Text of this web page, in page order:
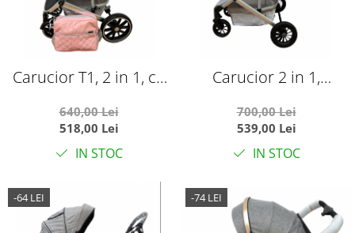
Carucior T1, 2 in 1, cu
geanta, roz/gri
640,00 Lei
518,00 Lei
IN STOC
Carucior 2 in 1,
T7 Verde deschis
700,00 Lei
539,00 Lei
IN STOC
-64 LEI -74 LEI